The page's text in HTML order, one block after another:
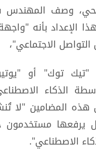
وصف المهندس
الإعداد بأنه
الاجتماعي"،
توك" أو
الذكاء
المضامين "لا
يرفعها مستخدمون
الاصطناعي".